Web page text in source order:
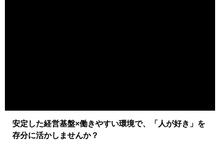
安定した経営基盤×働きやすい環境で、「人が好き」を
存分に活かしませんか？